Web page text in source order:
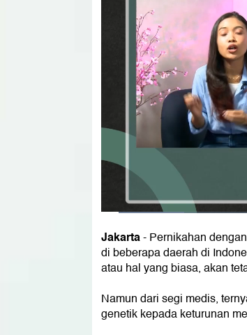
Jakarta- Pernikahan
di beberapa daerah di
atau hal yang biasa, akan
Namun dari segi medis,
genetik kepada keturunan